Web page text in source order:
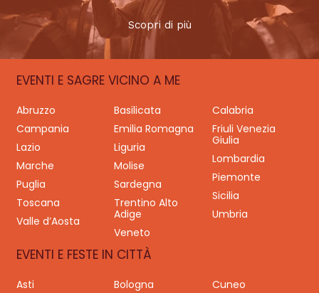
Scopri di più
EVENTI E SAGRE VICINO A ME
Abruzzo Basilicata
Calabria
Campania
Emilia Romagna
Friuli Venezia
Giulia
Lazio
Liguria
Lombardia
Marche
Molise
Piemonte
Puglia
Sardegna
Sicilia
Toscana
Trentino Alto
Adige
Umbria
Valle d’Aosta
Veneto
EVENTI E FESTE IN CITTÀ
Asti Bologna
Cuneo